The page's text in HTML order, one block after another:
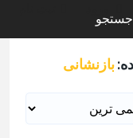
جستجو
بازنشانی